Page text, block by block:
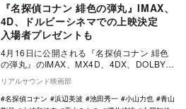
『名探偵コナン 緋色の弾丸』IMAX、
4D、ドルビーシネマでの上映決定
入場者プレゼントも
4月16日に公開される『名探偵コナン 緋色
の弾丸』のIMAX、MX4D、4DX、DOLBY
CINEMAの同時公開が決定した。 …
リアルサウンド映画部
名探偵コナン
浜辺美波 池田秀一 小山力也
青山